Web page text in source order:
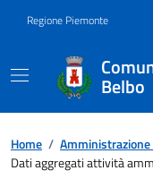
Regione Piemonte
Belbo
Home /
Dati aggregati attività